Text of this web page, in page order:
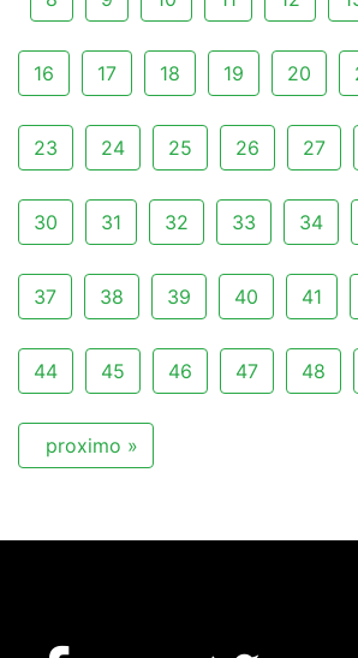
16 17 18 19 20
23 24 25 26 27
30 31 32 33 34
37 38 39 40 41
44 45 46 47 48
proximo »